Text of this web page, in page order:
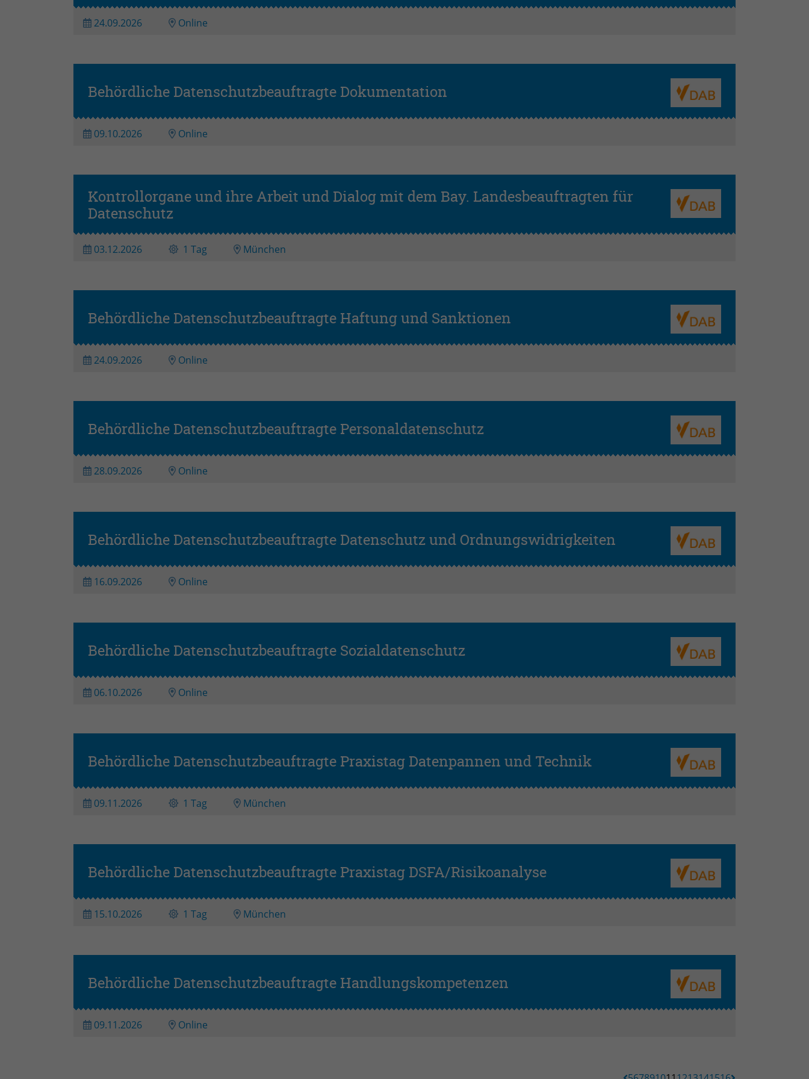
24.09.2026 Online
Behördliche Datenschutzbeauftragte Dokumentation
09.10.2026 Online
Kontrollorgane und ihre Arbeit und Dialog mit dem Bay. Landesbeauftragten für
Datenschutz
03.12.2026 1 Tag München
Behördliche Datenschutzbeauftragte Haftung und Sanktionen
24.09.2026 Online
Behördliche Datenschutzbeauftragte Personaldatenschutz
28.09.2026 Online
Behördliche Datenschutzbeauftragte Datenschutz und Ordnungswidrigkeiten
16.09.2026 Online
Behördliche Datenschutzbeauftragte Sozialdatenschutz
06.10.2026 Online
Behördliche Datenschutzbeauftragte Praxistag Datenpannen und Technik
09.11.2026 1 Tag München
Behördliche Datenschutzbeauftragte Praxistag DSFA/Risikoanalyse
15.10.2026 1 Tag München
Behördliche Datenschutzbeauftragte Handlungskompetenzen
09.11.2026 Online
Anbieter TYPO3
Laufzeit 1 Monat
Zweck Admin-Login Redaktionssystem
Zweck Admin-Login Redaktionssystem
Laufzeit Session